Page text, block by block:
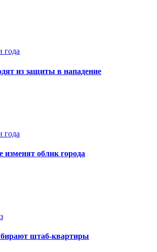
года
из защиты в нападение
года
облик города
штаб-квартиры